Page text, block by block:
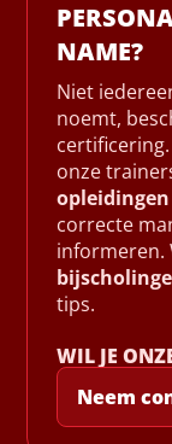
NAME?
Niet
noemt,
certificering.
onze
opleidingen
correcte
informeren.
tips.
WIL JE
Neem